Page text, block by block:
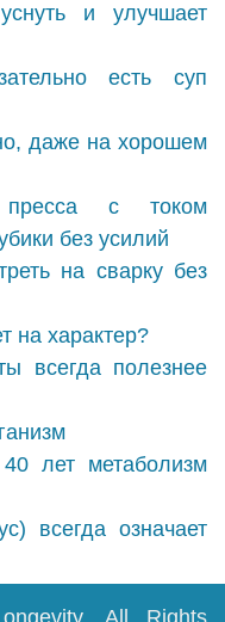
и улучшает
есть суп
даже на хорошем
с током
без усилий
на сварку без
на характер?
всегда полезнее
лет метаболизм
всегда означает
. All Rights